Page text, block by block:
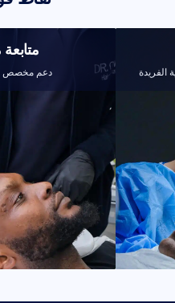
الفريدة دعم مخصص